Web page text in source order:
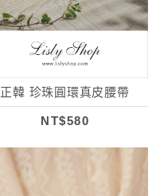
正韓 珍珠圓環真皮腰帶
NT$580